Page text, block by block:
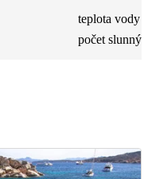
teplota vody
počet